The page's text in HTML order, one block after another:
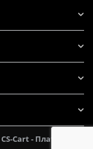
CS-Cart - Платформа